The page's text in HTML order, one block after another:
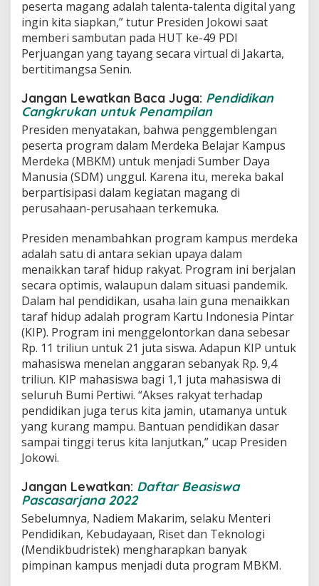
peserta magang adalah talenta-talenta digital yang
ingin kita siapkan,” tutur Presiden Jokowi saat
memberi sambutan pada HUT ke-49 PDI
Perjuangan yang tayang secara virtual di Jakarta,
bertitimangsa Senin.
Jangan Lewatkan Baca Juga: Pendidikan
Cangkrukan untuk Penampilan
Presiden menyatakan, bahwa penggemblengan
peserta program dalam Merdeka Belajar Kampus
Merdeka (MBKM) untuk menjadi Sumber Daya
Manusia (SDM) unggul. Karena itu, mereka bakal
berpartisipasi dalam kegiatan magang di
perusahaan-perusahaan terkemuka.
Presiden menambahkan program kampus merdeka
adalah satu di antara sekian upaya dalam
menaikkan taraf hidup rakyat. Program ini berjalan
secara optimis, walaupun dalam situasi pandemik.
Dalam hal pendidikan, usaha lain guna menaikkan
taraf hidup adalah program Kartu Indonesia Pintar
(KIP). Program ini menggelontorkan dana sebesar
Rp. 11 triliun untuk 21 juta siswa. Adapun KIP untuk
mahasiswa menelan anggaran sebanyak Rp. 9,4
triliun. KIP mahasiswa bagi 1,1 juta mahasiswa di
seluruh Bumi Pertiwi. “Akses rakyat terhadap
pendidikan juga terus kita jamin, utamanya untuk
yang kurang mampu. Bantuan pendidikan dasar
sampai tinggi terus kita lanjutkan,” ucap Presiden
Jokowi.
Jangan Lewatkan: Daftar Beasiswa
Pascasarjana 2022
Sebelumnya, Nadiem Makarim, selaku Menteri
Pendidikan, Kebudayaan, Riset dan Teknologi
(Mendikbudristek) mengharapkan banyak
pimpinan kampus menjadi duta program MBKM.